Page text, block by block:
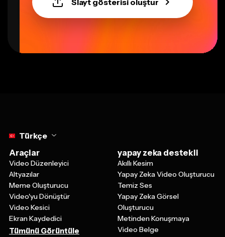
Araçlar
Altyazılar
Meme Oluşturucu
Video'yu Dönüştür
Video Kesici
Ekran Kaydedici
Tümünü Görüntüle
Yapay Zeka Video Oluşturucu
Temiz Ses
Yapay Zeka Görsel
Oluşturucu
Metinden Konuşmaya
Video Belge
Tümünü Görüntüle